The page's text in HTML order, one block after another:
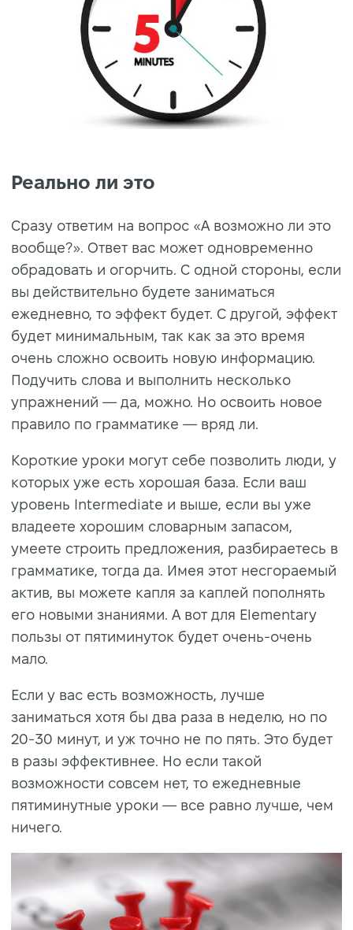
Реально ли это
Сразу ответим на вопрос «А возможно ли это
вообще?». Ответ вас может одновременно
обрадовать и огорчить. С одной стороны, если
вы действительно будете заниматься
ежедневно, то эффект будет. С другой, эффект
будет минимальным, так как за это время
очень сложно освоить новую информацию.
Подучить слова и выполнить несколько
упражнений — да, можно. Но освоить новое
правило по грамматике — вряд ли.
Короткие уроки могут себе позволить люди, у
которых уже есть хорошая база. Если ваш
уровень Intermediate и выше, если вы уже
владеете хорошим словарным запасом,
умеете строить предложения, разбираетесь в
грамматике, тогда да. Имея этот несгораемый
актив, вы можете капля за каплей пополнять
его новыми знаниями. А вот для Elementary
пользы от пятиминуток будет очень-очень
мало.
Если у вас есть возможность, лучше
заниматься хотя бы два раза в неделю, но по
20-30 минут, и уж точно не по пять. Это будет
в разы эффективнее. Но если такой
возможности совсем нет, то ежедневные
пятиминутные уроки — все равно лучше, чем
ничего.